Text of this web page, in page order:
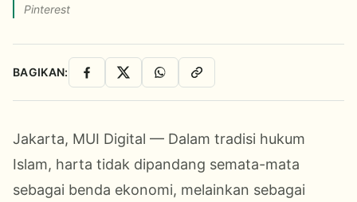
Pinterest
BAGIKAN: Facebook
X WhatsAppSalin Link
Jakarta, MUI Digital — Dalam tradisi hukum
Islam, harta tidak dipandang semata-mata
sebagai benda ekonomi, melainkan sebagai